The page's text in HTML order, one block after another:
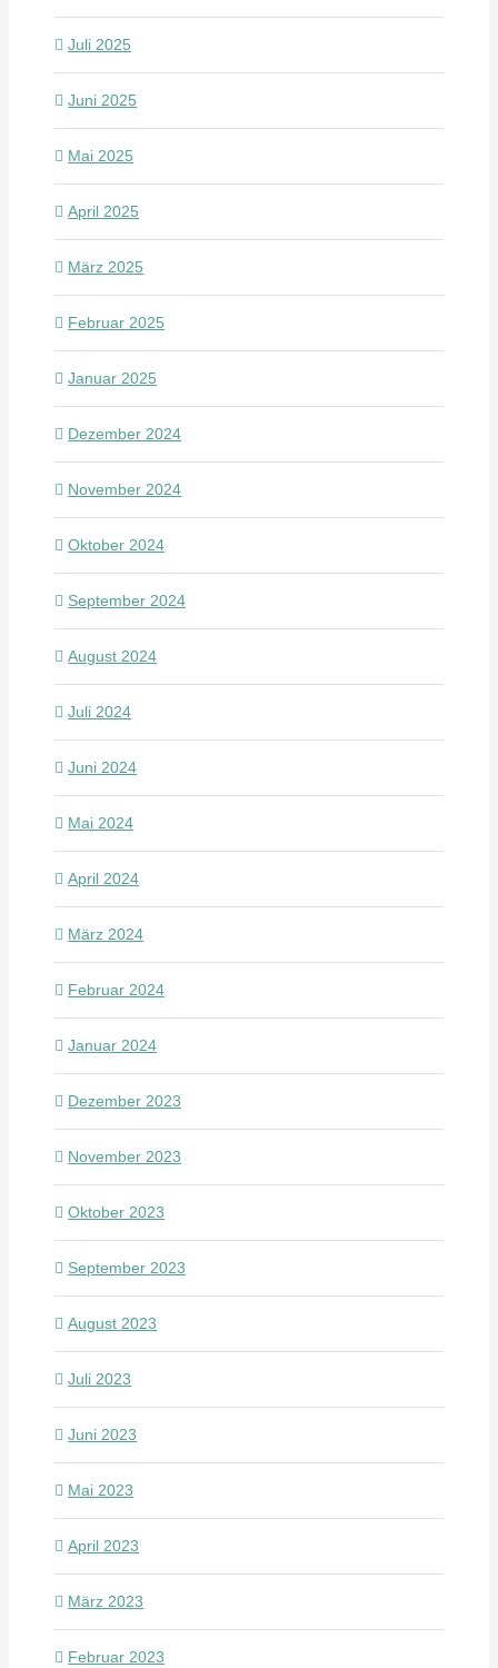
Juli 2025
Juni 2025
Mai 2025
April 2025
März 2025
Februar 2025
Januar 2025
Dezember 2024
November 2024
Oktober 2024
September 2024
August 2024
Juli 2024
Juni 2024
Mai 2024
April 2024
März 2024
Februar 2024
Januar 2024
Dezember 2023
November 2023
Oktober 2023
September 2023
August 2023
Juli 2023
Juni 2023
Mai 2023
April 2023
März 2023
Februar 2023